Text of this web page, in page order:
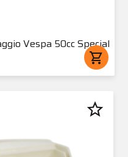
Vespa 50cc Special
shopping_cart
star_border